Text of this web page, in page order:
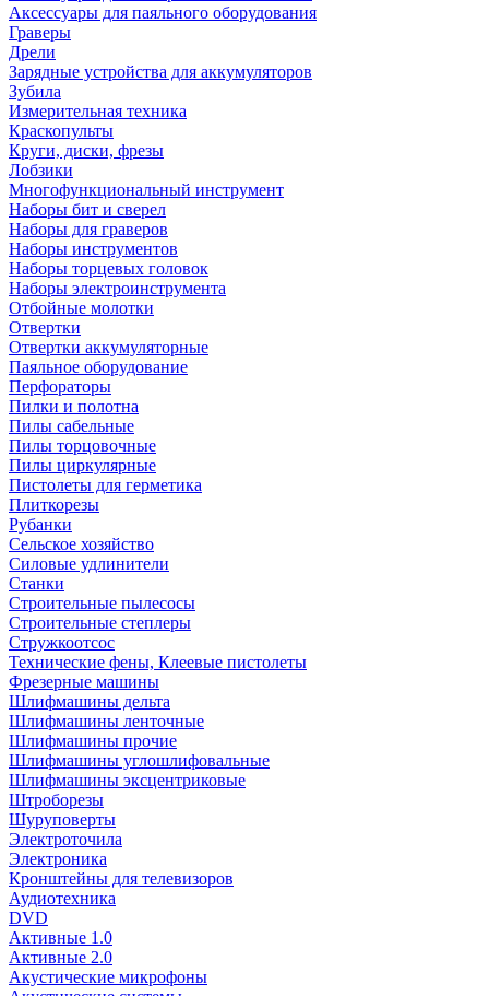
Аксессуары для паяльного оборудования
Граверы
Дрели
Зарядные устройства для аккумуляторов
Зубила
Измерительная техника
Краскопульты
Круги, диски, фрезы
Лобзики
Многофункциональный инструмент
Наборы бит и сверел
Наборы для граверов
Наборы инструментов
Наборы торцевых головок
Наборы электроинструмента
Отбойные молотки
Отвертки
Отвертки аккумуляторные
Паяльное оборудование
Перфораторы
Пилки и полотна
Пилы сабельные
Пилы торцовочные
Пилы циркулярные
Пистолеты для герметика
Плиткорезы
Рубанки
Сельское хозяйство
Силовые удлинители
Станки
Строительные пылесосы
Строительные степлеры
Стружкоотсос
Технические фены, Клеевые пистолеты
Фрезерные машины
Шлифмашины дельта
Шлифмашины ленточные
Шлифмашины прочие
Шлифмашины углошлифовальные
Шлифмашины эксцентриковые
Штроборезы
Шуруповерты
Электроточила
Электроника
Кронштейны для телевизоров
Аудиотехника
DVD
Активные 1.0
Активные 2.0
Акустические микрофоны